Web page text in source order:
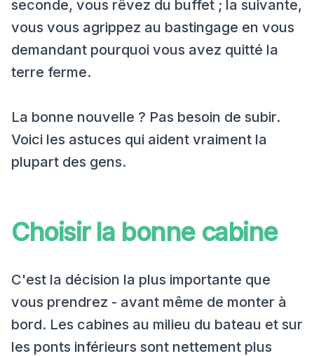
seconde, vous rêvez du buffet ; la suivante,
vous vous agrippez au bastingage en vous
demandant pourquoi vous avez quitté la
terre ferme.
La bonne nouvelle ? Pas besoin de subir.
Voici les astuces qui aident vraiment la
plupart des gens.
Choisir la bonne cabine
C'est la décision la plus importante que
vous prendrez - avant même de monter à
bord. Les cabines au milieu du bateau et sur
les ponts inférieurs sont nettement plus